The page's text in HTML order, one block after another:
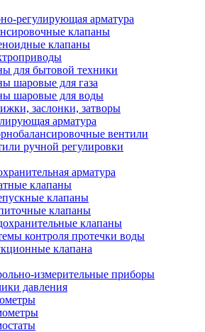
регулирующая арматура
клапаны
клапаны
для бытовой техники
шаровые для газа
шаровые для воды
заслонки, затворы
арматура
вентили
ручной регулировки
арматура
клапаны
клапаны
клапаны
клапаны
контроля протечки воды
клапана
измерительные приборы
давления